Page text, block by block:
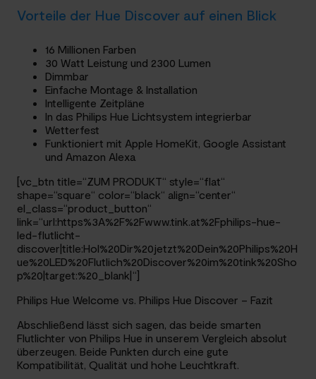
Vorteile der Hue Discover auf einen Blick
16 Millionen Farben
30 Watt Leistung und 2300 Lumen
Dimmbar
Einfache Montage & Installation
Intelligente Zeitpläne
In das Philips Hue Lichtsystem integrierbar
Wetterfest
Funktioniert mit Apple HomeKit, Google Assistant
und Amazon Alexa
[vc_btn title=“ZUM PRODUKT“ style=“flat“
shape=“square“ color=“black“ align=“center“
el_class=“product_button“
link=“url:https%3A%2F%2Fwww.tink.at%2Fphilips-hue-
led-flutlicht-
discover|title:Hol%20Dir%20jetzt%20Dein%20Philips%20H
ue%20LED%20Flutlich%20Discover%20im%20tink%20Sho
p%20|target:%20_blank|“]
Philips Hue Welcome vs. Philips Hue Discover – Fazit
Abschließend lässt sich sagen, das beide smarten
Flutlichter von Philips Hue in unserem Vergleich absolut
überzeugen. Beide Punkten durch eine gute
Kompatibilität, Qualität und hohe Leuchtkraft.